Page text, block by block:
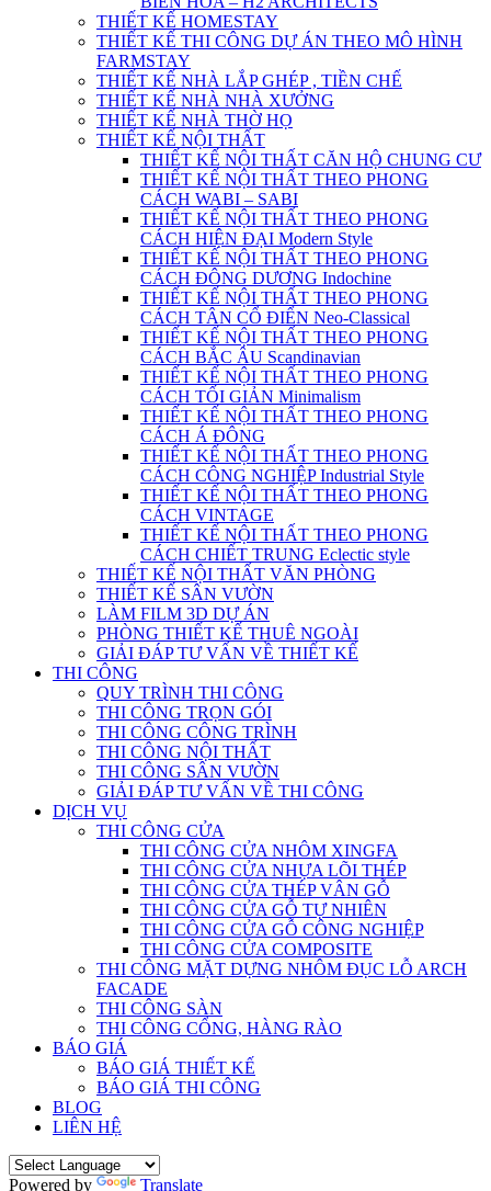
THIẾT KẾ HOMESTAY
THIẾT KẾ THI CÔNG DỰ ÁN THEO MÔ HÌNH
FARMSTAY
THIẾT KẾ NHÀ LẮP GHÉP , TIỀN CHẾ
THIẾT KẾ NHÀ NHÀ XƯỞNG
THIẾT KẾ NHÀ THỜ HỌ
THIẾT KẾ NỘI THẤT
THIẾT KẾ NỘI THẤT CĂN HỘ CHUNG CƯ
THIẾT KẾ NỘI THẤT THEO PHONG
CÁCH WABI – SABI
THIẾT KẾ NỘI THẤT THEO PHONG
CÁCH HIỆN ĐẠI Modern Style
THIẾT KẾ NỘI THẤT THEO PHONG
CÁCH ĐÔNG DƯƠNG Indochine
THIẾT KẾ NỘI THẤT THEO PHONG
CÁCH TÂN CỔ ĐIỂN Neo-Classical
THIẾT KẾ NỘI THẤT THEO PHONG
CÁCH BẮC ÂU Scandinavian
THIẾT KẾ NỘI THẤT THEO PHONG
CÁCH TỐI GIẢN Minimalism
THIẾT KẾ NỘI THẤT THEO PHONG
CÁCH Á ĐÔNG
THIẾT KẾ NỘI THẤT THEO PHONG
CÁCH CÔNG NGHIỆP Industrial Style
THIẾT KẾ NỘI THẤT THEO PHONG
CÁCH VINTAGE
THIẾT KẾ NỘI THẤT THEO PHONG
CÁCH CHIẾT TRUNG Eclectic style
THIẾT KẾ NỘI THẤT VĂN PHÒNG
THIẾT KẾ SÂN VƯỜN
LÀM FILM 3D DỰ ÁN
PHÒNG THIẾT KẾ THUÊ NGOÀI
GIẢI ĐÁP TƯ VẤN VỀ THIẾT KẾ
THI CÔNG
QUY TRÌNH THI CÔNG
THI CÔNG TRỌN GÓI
THI CÔNG CÔNG TRÌNH
THI CÔNG NỘI THẤT
THI CÔNG SÂN VƯỜN
GIẢI ĐÁP TƯ VẤN VỀ THI CÔNG
DỊCH VỤ
THI CÔNG CỬA
THI CÔNG CỬA NHÔM XINGFA
THI CÔNG CỬA NHỰA LÕI THÉP
THI CÔNG CỬA THÉP VÂN GỖ
THI CÔNG CỬA GỖ TỰ NHIÊN
THI CÔNG CỬA GỖ CÔNG NGHIỆP
THI CÔNG CỬA COMPOSITE
THI CÔNG MẶT DỰNG NHÔM ĐỤC LỖ ARCH
FACADE
THI CÔNG SÀN
THI CÔNG CỔNG, HÀNG RÀO
BÁO GIÁ
BÁO GIÁ THIẾT KẾ
BÁO GIÁ THI CÔNG
BLOG
LIÊN HỆ
Powered by Translate